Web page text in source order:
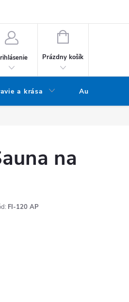
NÁKUPNÝ KOŠÍK
Prázdny košík
a krása Audio
na
FI-120 AP